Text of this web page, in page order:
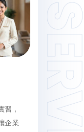
習，
企業
人
人